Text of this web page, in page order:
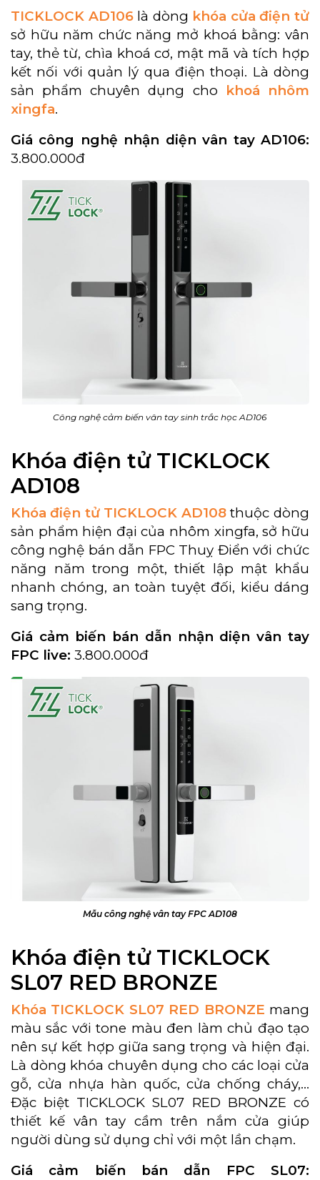
TICKLOCK AD106là dòng khóa cửa điện tử
sở hữu năm chức năng mở khoá bằng: vân
tay, thẻ từ, chìa khoá cơ, mật mã và tích hợp
kết nối với quản lý qua điện thoại. Là dòng
sản phẩm chuyên dụng cho khoá nhôm
xingfa.
Giá công nghệ nhận diện vân tay AD106:
3.800.000đ
Công nghệ cảm biến vân tay sinh trắc học AD106
Khóa điện tử TICKLOCK
AD108
Khóa điện tử TICKLOCK AD108thuộc dòng
sản phẩm hiện đại của nhôm xingfa, sở hữu
công nghệ bán dẫn FPC Thuỵ Điển với chức
năng năm trong một, thiết lập mật khẩu
nhanh chóng, an toàn tuyệt đối, kiểu dáng
sang trọng.
Giá cảm biến bán dẫn nhận diện vân tay
FPC live: 3.800.000đ
Mẫu công nghệ vân tay FPC AD108
Khóa điện tử TICKLOCK
SL07 RED BRONZE
Khóa TICKLOCK SL07 RED BRONZE mang
màu sắc với tone màu đen làm chủ đạo tạo
nên sự kết hợp giữa sang trọng và hiện đại.
Là dòng khóa chuyên dụng cho các loại cửa
gỗ, cửa nhựa hàn quốc, cửa chống cháy,…
Đặc biệt TICKLOCK SL07 RED BRONZE có
thiết kế vân tay cầm trên nắm cửa giúp
người dùng sử dụng chỉ với một lần chạm.
Giá cảm biến bán dẫn FPC SL07: